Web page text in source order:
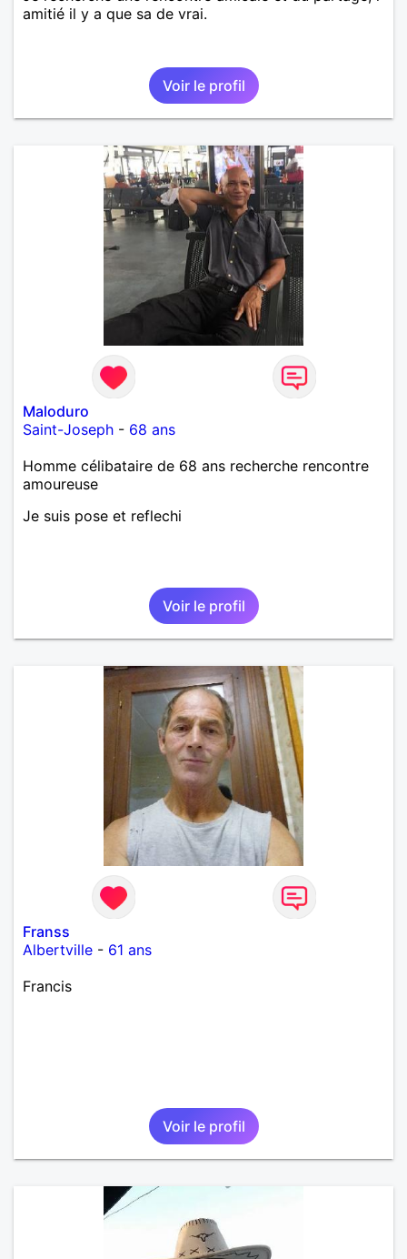
amitié il y a que sa de vrai.
Voir le profil
Maloduro
Saint-Joseph - 68 ans
Homme célibataire de 68 ans recherche rencontre
amoureuse
Je suis pose et reflechi
Voir le profil
Franss
Albertville - 61 ans
Francis
Voir le profil